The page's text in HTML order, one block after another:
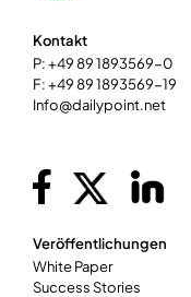
Kontakt
P: +49 89 1893569-0
F: +49 89 1893569-19
Info@dailypoint.net
Veröffentlichungen
White Paper
Success Stories